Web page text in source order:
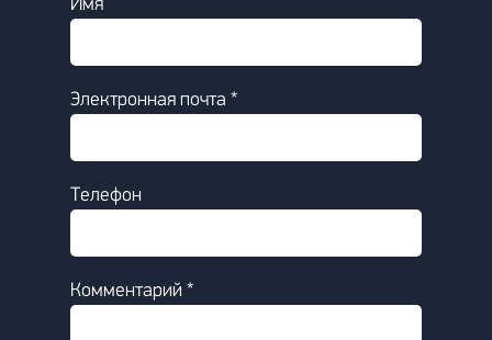
Имя
Электронная почта *
Телефон
Комментарий *